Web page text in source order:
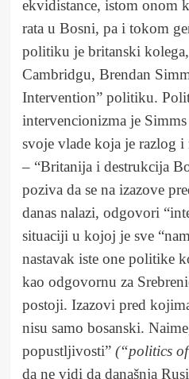
ekvidistance, istom onom
rata u Bosni, pa i tokom
politiku je britanski
Cambridgu, Brendan
Intervention” politiku.
intervencionizma je
svoje vlade koja je razlog
– “Britanija i destrukcija
poziva da se na izazove
danas nalazi, odgovori
situaciji u kojoj je sve
nastavak iste one politike
kao odgovornu za
postoji. Izazovi pred
nisu samo bosanski.
popustljivosti” (“politics
da ne vidi da današnja